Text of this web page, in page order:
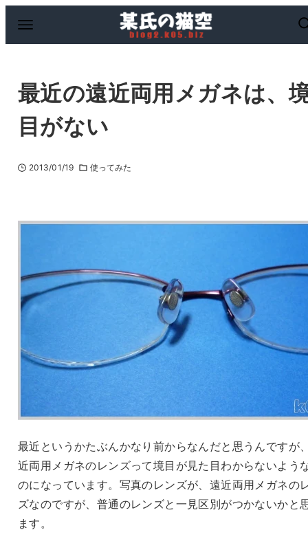
最近の遠近両用メガネは、
目がない
2013/01/19 使ってみた
最近というかたぶんかなり前からなんだと思うんですが
近両用メガネのレンズって境目が見た目わからないよう
のになっています。写真のレンズが、遠近両用メガネの
ズなのですが、普通のレンズと一見区別がつかないかと
ます。